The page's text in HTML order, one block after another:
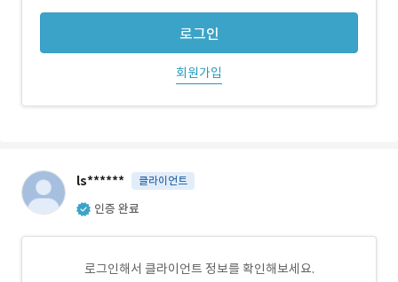
로그인
회원가입
ls****** 클라이언트
인증 완료
로그인해서 클라이언트 정보를 확인해보세요.